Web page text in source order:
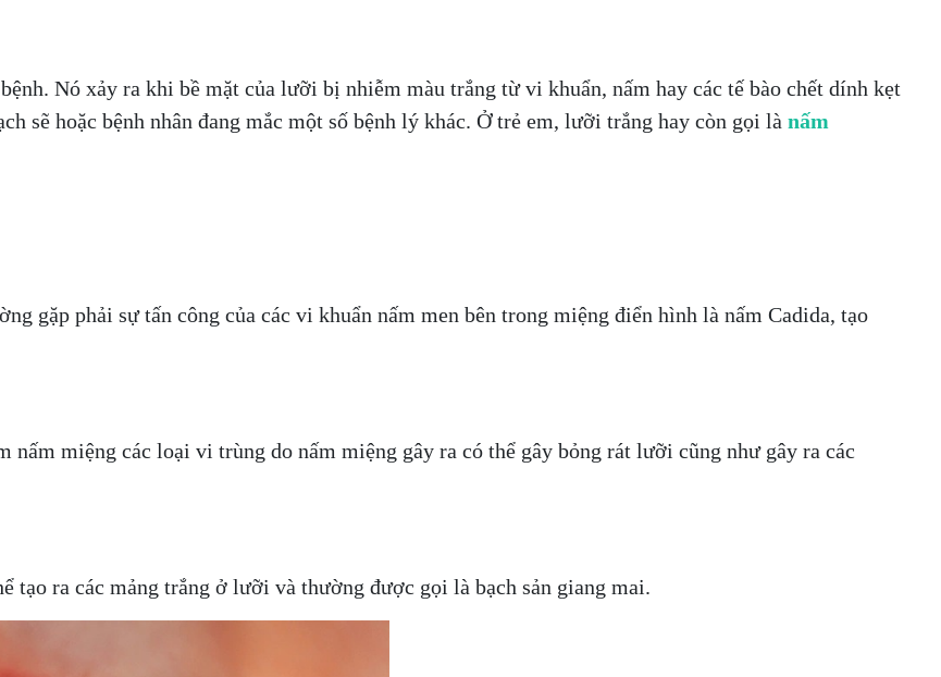
Nó xảy ra khi bề mặt của lưỡi bị nhiễm màu trắng từ vi khuẩn, nấm hay các tế bào chết dính kẹt
sẽ hoặc bệnh nhân đang mắc một số bệnh lý khác. Ở trẻ em, lưỡi trắng hay còn gọi là nấm
gặp phải sự tấn công của các vi khuẩn nấm men bên trong miệng điển hình là nấm Cadida, tạo
miệng các loại vi trùng do nấm miệng gây ra có thể gây bỏng rát lưỡi cũng như gây ra các
tạo ra các mảng trắng ở lưỡi và thường được gọi là bạch sản giang mai.